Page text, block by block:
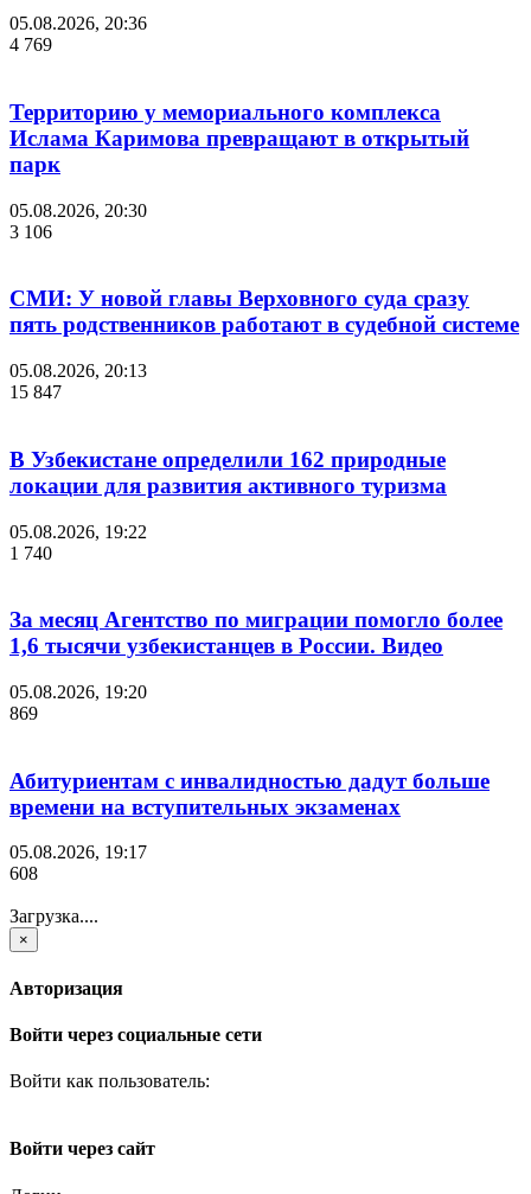
05.08.2026, 20:36
4 769
Территорию у мемориального комплекса
Ислама Каримова превращают в открытый
парк
05.08.2026, 20:30
3 106
СМИ: У новой главы Верховного суда сразу
пять родственников работают в судебной системе
05.08.2026, 20:13
15 847
В Узбекистане определили 162 природные
локации для развития активного туризма
05.08.2026, 19:22
1 740
За месяц Агентство по миграции помогло более
1,6 тысячи узбекистанцев в России. Видео
05.08.2026, 19:20
869
Абитуриентам с инвалидностью дадут больше
времени на вступительных экзаменах
05.08.2026, 19:17
608
Загрузка....
×
Авторизация
Войти через социальные сети
Войти как пользователь:
Войти через сайт